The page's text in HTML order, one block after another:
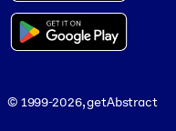
© 1999-2026, getAbstract